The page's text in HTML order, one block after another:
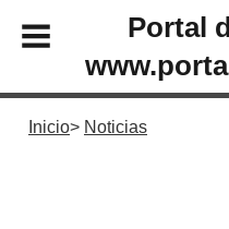
Portal
Inicio Noticias